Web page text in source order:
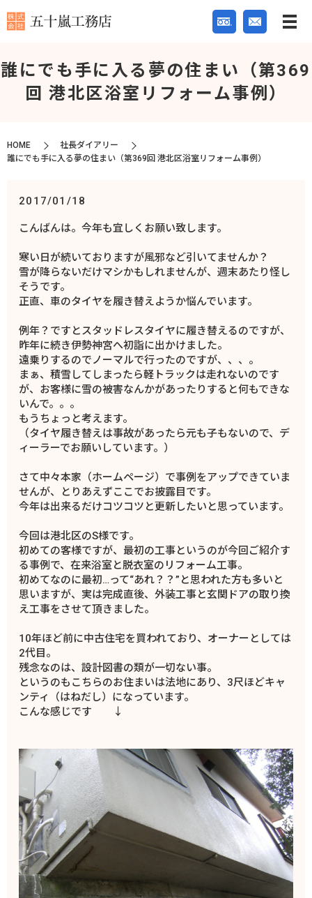
誰にでも手に入る夢の住まい（第369
回 港北区浴室リフォーム事例）
HOME
社長ダイアリー
誰にでも手に入る夢の住まい（第369回 港北区浴室リフォーム事例）
2017/01/18
こんばんは。今年も宜しくお願い致します。
寒い日が続いておりますが風邪など引いてませんか？
雪が降らないだけマシかもしれませんが、週末あたり怪し
そうです。
正直、車のタイヤを履き替えようか悩んでいます。
例年？ですとスタッドレスタイヤに履き替えるのですが、
昨年に続き伊勢神宮へ初詣に出かけました。
遠乗りするのでノーマルで行ったのですが、、、。
まぁ、積雪してしまったら軽トラックは走れないのです
が、お客様に雪の被害なんかがあったりすると何もできな
いんで。。。
もうちょっと考えます。
（タイヤ履き替えは事故があったら元も子もないので、デ
ィーラーでお願いしています。）
さて中々本家（ホームページ）で事例をアップできていま
せんが、とりあえずここでお披露目です。
今年は出来るだけコツコツと更新したいと思っています。
今回は港北区のS様です。
初めての客様ですが、最初の工事というのが今回ご紹介す
る事例で、在来浴室と脱衣室のリフォーム工事。
初めてなのに最初…って“あれ？？”と思われた方も多いと
思いますが、実は完成直後、外装工事と玄関ドアの取り換
え工事をさせて頂きました。
10年ほど前に中古住宅を買われており、オーナーとしては
2代目。
残念なのは、設計図書の類が一切ない事。
というのもこちらのお住まいは法地にあり、3尺ほどキャ
ンティ（はねだし）になっています。
こんな感じです ↓